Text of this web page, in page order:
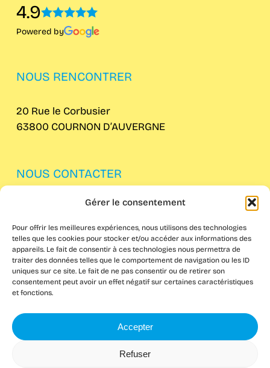
Gérer le consentement
Pour offrir les meilleures expériences, nous utilisons des technologies
telles que les cookies pour stocker et/ou accéder aux informations des
appareils. Le fait de consentir à ces technologies nous permettra de
traiter des données telles que le comportement de navigation ou les ID
uniques sur ce site. Le fait de ne pas consentir ou de retirer son
consentement peut avoir un effet négatif sur certaines caractéristiques
et fonctions.
Accepter
Refuser
4.9
Powered by
NOUS RENCONTRER
20 Rue le Corbusier
63800 COURNON D’AUVERGNE
NOUS CONTACTER